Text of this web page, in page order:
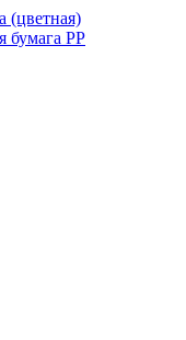
(цветная)
бумага PP